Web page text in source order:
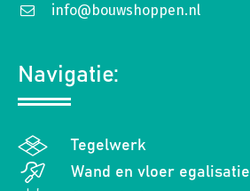
info@bouwshoppen.nl
Navigatie:
Tegelwerk
Wand en vloer egalisatie